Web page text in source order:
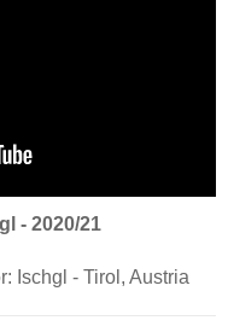
- 2020/21
Ischgl - Tirol, Austria